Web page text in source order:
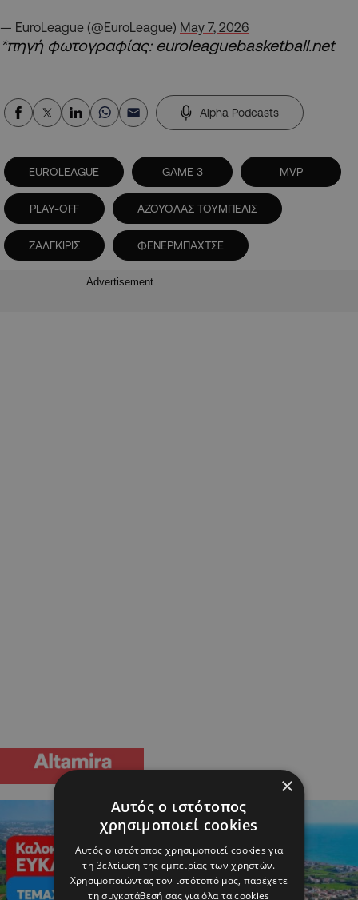
— EuroLeague (@EuroLeague) May 7, 2026
*πηγή φωτογραφίας: euroleaguebasketball.net
Alpha Podcasts
EUROLEAGUE GAME 3 MVP
PLAY-OFF ΑΖΟΥΟΛΑΣ ΤΟΥΜΠΕΛΙΣ
ΖΑΛΓΚΙΡΙΣ ΦΕΝΕΡΜΠΑΧΤΣΕ
Advertisement
×
Αυτός ο ιστότοπος
χρησιμοποιεί cookies
Αυτός ο ιστότοπος χρησιμοποιεί cookies για
τη βελτίωση της εμπειρίας των χρηστών.
Χρησιμοποιώντας τον ιστότοπό μας, παρέχετε
τη συγκατάθεσή σας για όλα τα cookies